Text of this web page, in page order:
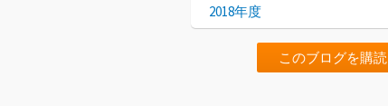
2018年度
このブログを購読